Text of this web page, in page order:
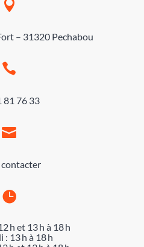

– 31320 Pechabou

81 76 33


h et 13 h à 18 h
: 13 h à 18 h